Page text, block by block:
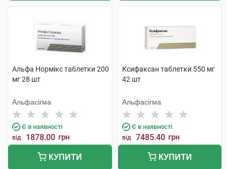
Альфа Нормікс таблетки 200
мг 28 шт
Альфасігма
Є в наявності
від 1878.00 грн
КУПИТИ
Ксифаксан таблетки 550 мг
42 шт
Альфасігма
Є в наявності
від 7485.40 грн
КУПИТИ